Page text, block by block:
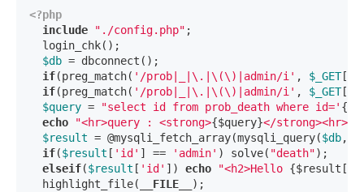
<?php
include
"./config.php" ;
  login_chk();
$db = dbconnect();
if(preg_match( '/prob|_|\.|\(\)|admin/i' , $_GET
if(preg_match( '/prob|_|\.|\(\)|admin/i' , $_GET
$query = "select id from prob_death where id='
echo
"<hr>query : <strong>{$query}</
$result = @mysqli_fetch_array(mysqli_query($db,
if($result [ 'id' ] == 'admin' ) solve( "death");
elseif($result [ 'id' ]) echo "<h2>Hello
  highlight_file(
__FILE__